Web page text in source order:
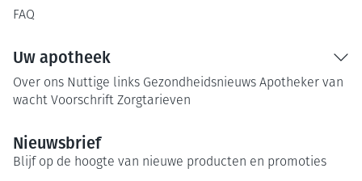
FAQ
Uw apotheek
Over ons Nuttige links Gezondheidsnieuws Apotheker van
wacht Voorschrift Zorgtarieven
Nieuwsbrief
Blijf op de hoogte van nieuwe producten en promoties